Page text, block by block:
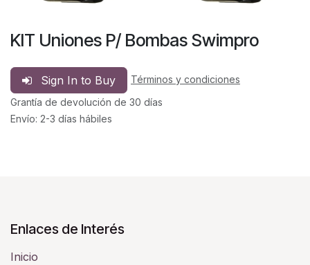
KIT Uniones P/ Bombas Swimpro
Sign In to Buy
Términos y condiciones
Grantía de devolución de 30 días
Envío: 2-3 días hábiles
Enlaces de Interés
Inicio